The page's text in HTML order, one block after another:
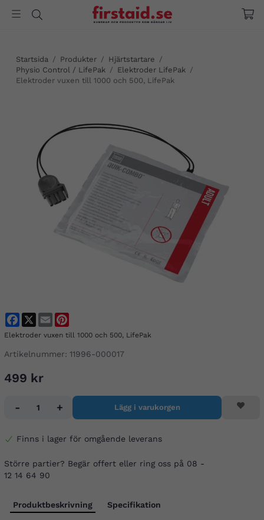
Startsida / Produkter / Hjärtstartare /
Physio Control / LifePak / Elektroder LifePak /
Elektroder vuxen till 1000 och 500, LifePak
FacebookEmail
Elektroder vuxen till 1000 och 500, LifePak
Artikelnummer: 11996-000017
499 kr
- + Lägg i varukorgen
Finns i lager för omgående leverans
Större partier? Begär offert eller ring oss på 08 -
12 14 64 90
Produktbeskrivning Specifikation